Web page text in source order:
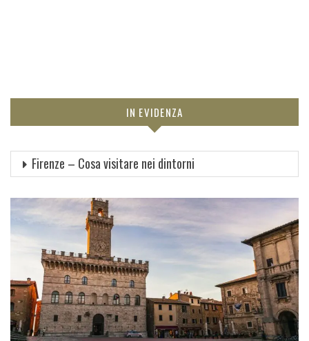
IN EVIDENZA
Firenze – Cosa visitare nei dintorni